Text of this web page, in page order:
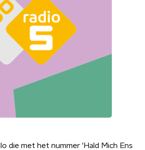
die met het nummer 'Hald Mich Ens